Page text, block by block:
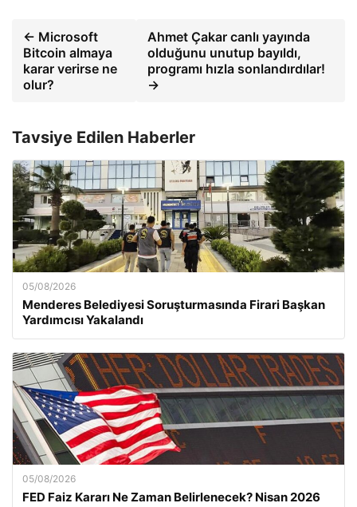
← Microsoft
Bitcoin almaya
karar verirse ne
olur?
Ahmet Çakar canlı yayında
olduğunu unutup bayıldı,
programı hızla sonlandırdılar!
→
Tavsiye Edilen Haberler
05/08/2026
Menderes Belediyesi Soruşturmasında Firari Başkan
Yardımcısı Yakalandı
05/08/2026
FED Faiz Kararı Ne Zaman Belirlenecek? Nisan 2026